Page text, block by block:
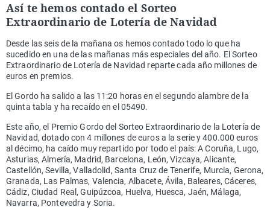
Así te hemos contado el Sorteo
Extraordinario de Lotería de Navidad
Desde las seis de la mañana os hemos contado todo lo que ha
sucedido en una de las mañanas más especiales del año. El Sorteo
Extraordinario de Lotería de Navidad reparte cada año millones de
euros en premios.
El Gordo ha salido a las 11:20 horas en el segundo alambre de la
quinta tabla y ha recaído en el 05490.
Este año, el Premio Gordo del Sorteo Extraordinario de la Lotería de
Navidad, dotado con 4 millones de euros a la serie y 400.000 euros
al décimo, ha caído muy repartido por todo el país: A Coruña, Lugo,
Asturias, Almería, Madrid, Barcelona, León, Vizcaya, Alicante,
Castellón, Sevilla, Valladolid, Santa Cruz de Tenerife, Murcia, Gerona,
Granada, Las Palmas, Valencia, Albacete, Ávila, Baleares, Cáceres,
Cádiz, Ciudad Real, Guipúzcoa, Huelva, Huesca, Jaén, Málaga,
Navarra, Pontevedra y Soria.